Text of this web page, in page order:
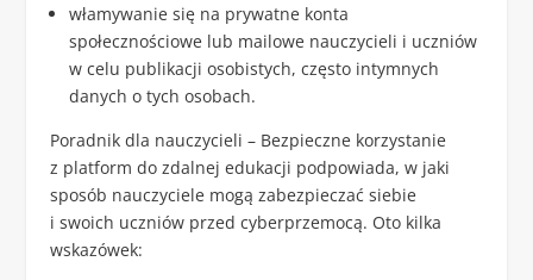
włamywanie się na prywatne konta
społecznościowe lub mailowe nauczycieli i uczniów
w celu publikacji osobistych, często intymnych
danych o tych osobach.
Poradnik dla nauczycieli – Bezpieczne korzystanie
z platform do zdalnej edukacji podpowiada, w jaki
sposób nauczyciele mogą zabezpieczać siebie
i swoich uczniów przed cyberprzemocą. Oto kilka
wskazówek: